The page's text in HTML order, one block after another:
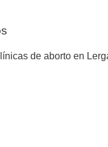
de aborto en